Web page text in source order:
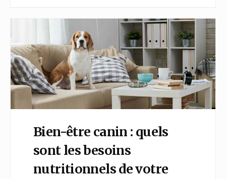
Bien-être canin : quels
sont les besoins
nutritionnels de votre